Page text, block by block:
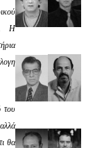
Η
του
θα